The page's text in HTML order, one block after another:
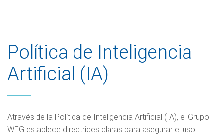
Política de Inteligencia
Artificial (IA)
Através de la Política de Inteligencia Artificial (IA), el Grupo
WEG establece directrices claras para asegurar el uso